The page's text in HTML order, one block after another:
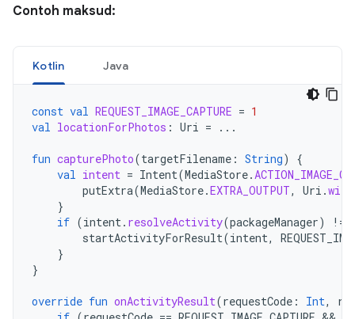
Contoh maksud:
Kotlin Java
const val REQUEST_IMAGE_CAPTURE = 1
val locationForPhotos : Uri = ...
fun capturePhoto(targetFilename : String)
{
val intent = Intent(MediaStore.
putExtra(MediaStore.EXTRA_OUTPUT, Uri .
}
if (intent. resolveActivity(packageManager) !=
startActivityForResult(intent,
}
}
override fun onActivityResult(requestCode : Int,